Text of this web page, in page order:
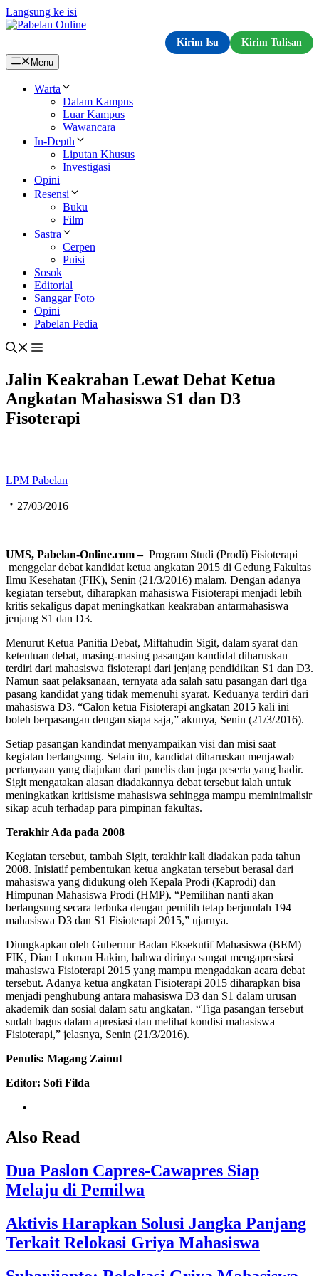
Langsung ke isi
Kirim Isu
Kirim Tulisan
Menu
Warta
Dalam Kampus
Luar Kampus
Wawancara
In-Depth
Liputan Khusus
Investigasi
Opini
Resensi
Buku
Film
Sastra
Cerpen
Puisi
Sosok
Editorial
Sanggar Foto
Opini
Pabelan Pedia
Jalin Keakraban Lewat Debat Ketua
Angkatan Mahasiswa S1 dan D3
Fisoterapi
LPM Pabelan
27/03/2016
UMS, Pabelan-Online.com– Program Studi (Prodi) Fisioterapi
menggelar debat kandidat ketua angkatan 2015 di Gedung Fakultas
Ilmu Kesehatan (FIK), Senin (21/3/2016) malam. Dengan adanya
kegiatan tersebut, diharapkan mahasiswa Fisioterapi menjadi lebih
kritis sekaligus dapat meningkatkan keakraban antarmahasiswa
jenjang S1 dan D3.
Menurut Ketua Panitia Debat, Miftahudin Sigit, dalam syarat dan
ketentuan debat, masing-masing pasangan kandidat diharuskan
terdiri dari mahasiswa fisioterapi dari jenjang pendidikan S1 dan D3.
Namun saat pelaksanaan, ternyata ada salah satu pasangan dari tiga
pasang kandidat yang tidak memenuhi syarat. Keduanya terdiri dari
mahasiswa D3. “Calon ketua Fisioterapi angkatan 2015 kali ini
boleh berpasangan dengan siapa saja,” akunya, Senin (21/3/2016).
Setiap pasangan kandindat menyampaikan visi dan misi saat
kegiatan berlangsung. Selain itu, kandidat diharuskan menjawab
pertanyaan yang diajukan dari panelis dan juga peserta yang hadir.
Sigit mengatakan alasan diadakannya debat tersebut ialah untuk
meningkatkan kritisisme mahasiswa sehingga mampu meminimalisir
sikap acuh terhadap para pimpinan fakultas.
Terakhir Ada pada 2008
Kegiatan tersebut, tambah Sigit, terakhir kali diadakan pada tahun
2008. Inisiatif pembentukan ketua angkatan tersebut berasal dari
mahasiswa yang didukung oleh Kepala Prodi (Kaprodi) dan
Himpunan Mahasiswa Prodi (HMP). “Pemilihan nanti akan
berlangsung secara terbuka dengan pemilih tetap berjumlah 194
mahasiswa D3 dan S1 Fisioterapi 2015,” ujarnya.
Diungkapkan oleh Gubernur Badan Eksekutif Mahasiswa (BEM)
FIK, Dian Lukman Hakim, bahwa dirinya sangat mengapresiasi
mahasiswa Fisioterapi 2015 yang mampu mengadakan acara debat
tersebut. Adanya ketua angkatan Fisioterapi 2015 diharapkan bisa
menjadi penghubung antara mahasiswa D3 dan S1 dalam urusan
akademik dan sosial dalam satu angkatan. “Tiga pasangan tersebut
sudah bagus dalam apresiasi dan melihat kondisi mahasiswa
Fisioterapi,” jelasnya, Senin (21/3/2016).
Penulis: Magang Zainul
Editor: Sofi Filda
Also Read
Dua Paslon Capres-Cawapres Siap
Melaju di Pemilwa
Aktivis Harapkan Solusi Jangka Panjang
Terkait Relokasi Griya Mahasiswa